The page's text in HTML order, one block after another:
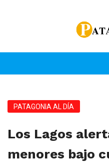
PATAGONIA AL DÍA
Los Lagos
menores bajo